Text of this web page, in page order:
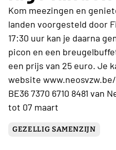
Kom meezingen en
landen voorgesteld door
17:30 uur kan je daarna
picon en een
een prijs van 25 euro. Je
website
BE36 7370 6710 8481 van
tot 07 maart
GEZELLIG SAMENZIJN